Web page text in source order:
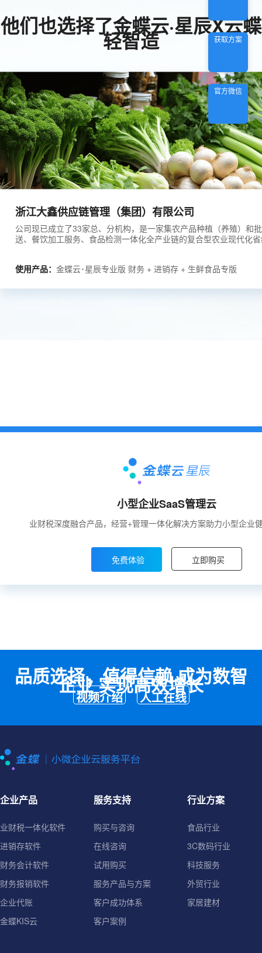
他们也选择了金蝶云·星辰X云蝶
轻智造
浙江大鑫供应链管理（集团）有限公司
公司现已成立了33家总、分机构，是一家集农产品种植（养殖）和
送、餐饮加工服务、食品检测一体化全产业链的复合型农业现代化
使用产品： 金蝶云･星辰专业版 财务 + 进销存 + 生鲜食品专版
小型企业SaaS管理云
业财税深度融合产品，经营+管理一体化解决方案助力小型企业
免费体验 立即购买
品质选择，值得信赖 成为数智
企业 实现高效增长
视频介绍 人工在线
企业产品
业财税一体化软件
进销存软件
财务会计软件
财务报销软件
企业代账
金蝶KIS云
服务支持
购买与咨询
在线咨询
试用购买
服务产品与方案
客户成功体系
客户案例
行业方案
食品行业
3C数码行业
科技服务
外贸行业
家居建材
获取方案
官方微信